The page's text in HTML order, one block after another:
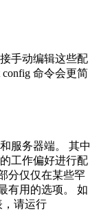
手动编辑这些配
命令会更简
服务器端。 其中
工作偏好进行配
分仅仅在某些罕
有用的选项。 如
，请运行